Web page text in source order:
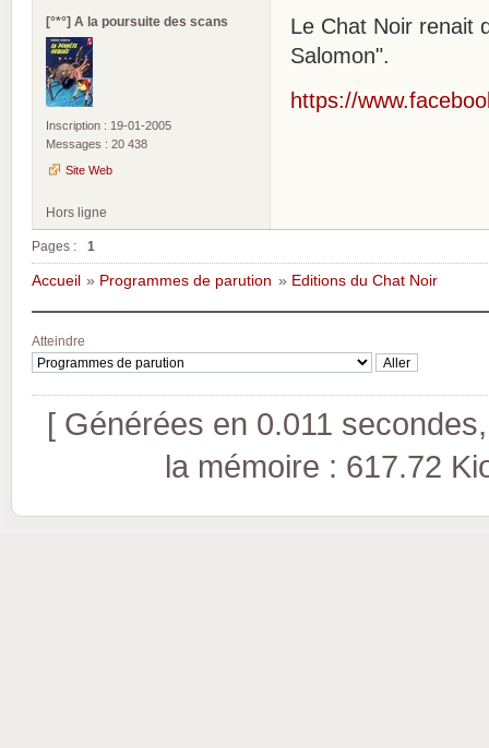
[°*°] A la poursuite des scans
Inscription : 19-01-2005
Messages : 20 438
Site Web
Le Chat Noir renait
Salomon".
https://
Hors ligne
Pages : 1
Accueil » Programmes de parution » Editions du Chat Noir
Atteindre
[ Générées en 0.011
la mémoire : 617.72